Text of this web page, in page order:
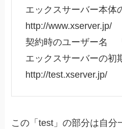
エックスサーバー本体
http://www.xserver.jp/
契約時のユーザー名
エックスサーバーの初
http://test.xserver.jp/
この「test」の部分は自分